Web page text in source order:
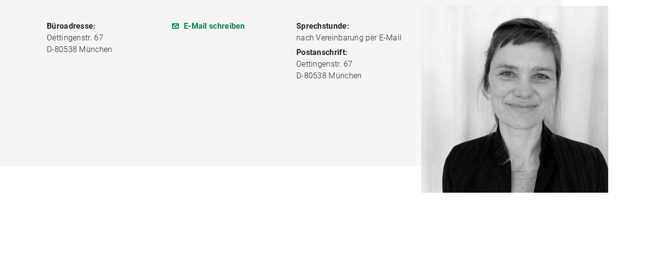
Büroadresse:
Oettingenstr. 67
D-80538 München
E-Mail schreiben
Sprechstunde:
nach Vereinbarung per E-Mail
Postanschrift:
Oettingenstr. 67
D-80538 München